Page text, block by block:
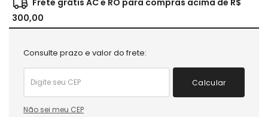
Frete grátis AC e RO para compras acima de R$
300,00
Consulte prazo e valor do frete:
Calcular
Não sei meu CEP